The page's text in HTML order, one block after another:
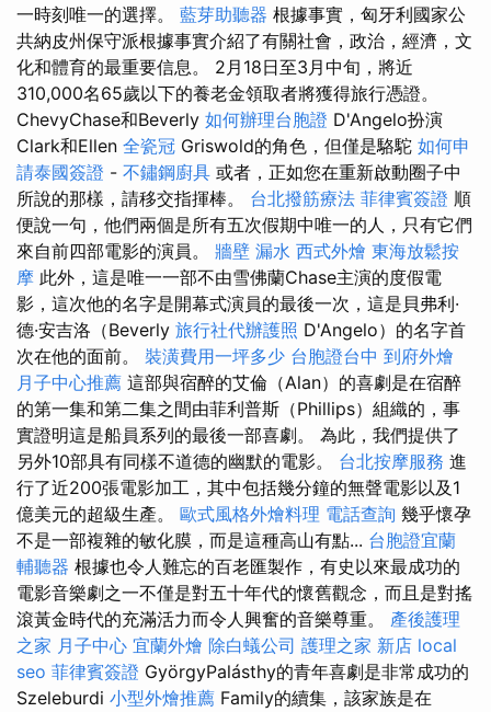
一時刻唯一的選擇。 藍芽助聽器 根據事實，匈牙利國家公
共納皮州保守派根據事實介紹了有關社會，政治，經濟，文
化和體育的最重要信息。 2月18日至3月中旬，將近
310,000名65歲以下的養老金領取者將獲得旅行憑證。
ChevyChase和Beverly 如何辦理台胞證 D'Angelo扮演
Clark和Ellen 全瓷冠 Griswold的角色，但僅是駱駝 如何申
請泰國簽證 - 不鏽鋼廚具 或者，正如您在重新啟動圈子中
所說的那樣，請移交指揮棒。 台北撥筋療法 菲律賓簽證 順
便說一句，他們兩個是所有五次假期中唯一的人，只有它們
來自前四部電影的演員。 牆壁 漏水 西式外燴 東海放鬆按
摩 此外，這是唯一一部不由雪佛蘭Chase主演的度假電
影，這次他的名字是開幕式演員的最後一次，這是貝弗利·
德·安吉洛（Beverly 旅行社代辦護照 D'Angelo）的名字首
次在他的面前。 裝潢費用一坪多少 台胞證台中 到府外燴
月子中心推薦 這部與宿醉的艾倫（Alan）的喜劇是在宿醉
的第一集和第二集之間由菲利普斯（Phillips）組織的，事
實證明這是船員系列的最後一部喜劇。 為此，我們提供了
另外10部具有同樣不道德的幽默的電影。 台北按摩服務 進
行了近200張電影加工，其中包括幾分鐘的無聲電影以及1
億美元的超級生產。 歐式風格外燴料理 電話查詢 幾乎懷孕
不是一部複雜的敏化膜，而是這種高山有點... 台胞證宜蘭
輔聽器 根據也令人難忘的百老匯製作，有史以來最成功的
電影音樂劇之一不僅是對五十年代的懷舊觀念，而且是對搖
滾黃金時代的充滿活力而令人興奮的音樂尊重。 產後護理
之家 月子中心 宜蘭外燴 除白蟻公司 護理之家 新店 local
seo 菲律賓簽證 GyörgyPalásthy的青年喜劇是非常成功的
Szeleburdi 小型外燴推薦 Family的續集，該家族是在